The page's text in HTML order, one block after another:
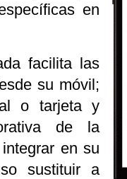
en
facilita las
su móvil;
o tarjeta y
de la
en su
sustituir a